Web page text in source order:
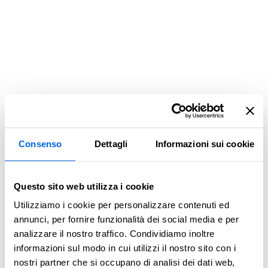
Consenso Dettagli Informazioni sui cookie
Questo sito web utilizza i cookie
Utilizziamo i cookie per personalizzare contenuti ed
annunci, per fornire funzionalità dei social media e per
analizzare il nostro traffico. Condividiamo inoltre
informazioni sul modo in cui utilizzi il nostro sito con i
nostri partner che si occupano di analisi dei dati web,